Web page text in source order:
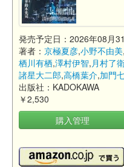
発売予定日：2026年08月
著者： 京極夏彦,小野不由美,
栖川有栖,澤村伊智,月村了
諸星大二郎,高橋葉介,加門
出版社：KADOKAWA
￥2,530
購入管理